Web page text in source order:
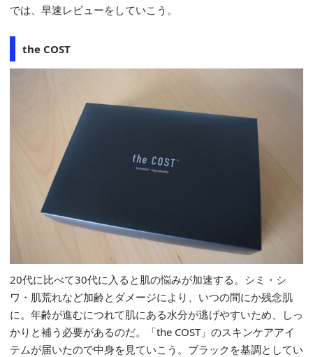
では、早速レビューをしていこう。
the COST
20代に比べて30代に入ると肌の悩みが加速する。シミ・シ
ワ・肌荒れなど加齢とダメージにより、いつの間にか残念肌
に。年齢が進むにつれて肌にある水分が逃げやすいため、しっ
かりと補う必要があるのだ。「the COST」のスキンケアアイ
テムが届いたので中身を見ていこう。ブラックを基調としてい